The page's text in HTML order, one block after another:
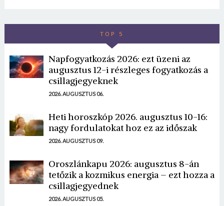
TOP 5
Napfogyatkozás 2026: ezt üzeni az
augusztus 12-i részleges fogyatkozás a
csillagjegyeknek
2026. AUGUSZTUS 06.
Heti horoszkóp 2026. augusztus 10-16:
nagy fordulatokat hoz ez az időszak
2026. AUGUSZTUS 09.
Oroszlánkapu 2026: augusztus 8-án
tetőzik a kozmikus energia – ezt hozza a
csillagjegyednek
2026. AUGUSZTUS 05.